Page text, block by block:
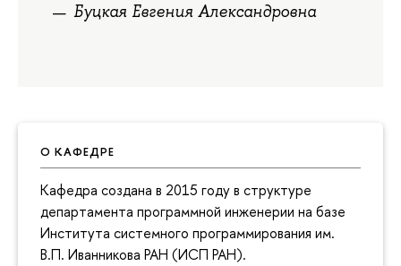
О КАФЕДРЕ
Кафедра создана в 2015 году в структуре
департамента программной инженерии на базе
Института cистемного программирования им.
В.П. Иванникова РАН (ИСП РАН).
Буцкая Евгения Александровна